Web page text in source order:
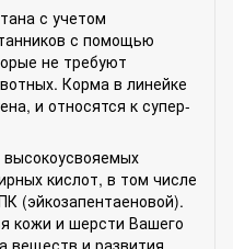
с учетом
с помощью
не требуют
Корма в линейке
и относятся к супер-
кислот, в том числе
(эйкозапентаеновой).
кожи и шерсти Вашего
веществ и развития